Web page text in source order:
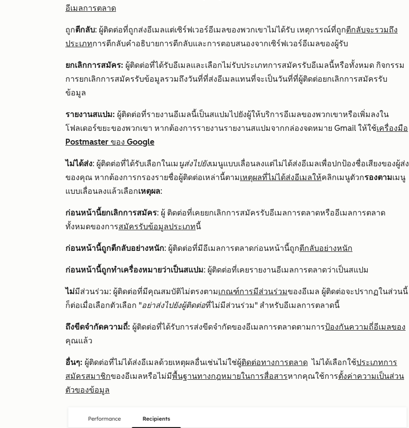
อีเมลการตลาด
ถูกตีกลับ: ผู้ติดต่อที่ถูกส่งอีเมลแต่เซิร์ฟเวอร์อีเมลของพวกเขาไม่ได้รับ เหตุการณ์ที่ถูกตีกลับจะรวมถึง
ประเภทการตีกลับคำอธิบายการตีกลับและการตอบสนองจากเซิร์ฟเวอร์อีเมลของผู้รับ
ยกเลิกการสมัคร: ผู้ติดต่อที่ได้รับอีเมลและเลือกไม่รับประเภทการสมัครรับอีเมลนี้หรือทั้งหมด กิจกรรม
การยกเลิกการสมัครรับข้อมูลรวมถึงวันที่ที่ส่งอีเมลแทนที่จะเป็นวันที่ที่ผู้ติดต่อยกเลิกการสมัครรับ
ข้อมูล
รายงานสแปม: ผู้ติดต่อที่รายงานอีเมลนี้เป็นสแปมไปยังผู้ให้บริการอีเมลของพวกเขาหรือเพิ่มลงใน
โฟลเดอร์ขยะของพวกเขา หากต้องการรายงานรายงานสแปมจากกล่องจดหมาย Gmail ให้ใช้เครื่องมือ
Postmaster ของ Google
ไม่ได้ส่ง: ผู้ติดต่อที่ได้รับเลือกในเม นูส่งไปยังเมนูแบบเลื่อนลงแต่ไม่ได้ส่งอีเมลเพื่อปกป้องชื่อเสียงของผู้ส่ง
ของคุณ หากต้องการกรองรายชื่อผู้ติดต่อเหล่านี้ตามเหตุผลที่ไม่ได้ส่งอีเมลให้คลิกเมนูตัวกรองตามเมนู
แบบเลื่อนลงแล้วเลือกเหตุผล:
ก่อนหน้านี้ยกเลิกการสมัคร: ผู้ ติดต่อที่เคยยกเลิกการสมัครรับอีเมลการตลาดหรืออีเมลการตลาด
ทั้งหมดของการสมัครรับข้อมูลประเภทนี้
ก่อนหน้านี้ถูกตีกลับอย่างหนัก: ผู้ติดต่อที่มีอีเมลการตลาดก่อนหน้านี้ถูกตีกลับอย่างหนัก
ก่อนหน้านี้ถูกทำเครื่องหมายว่าเป็นสแปม: ผู้ติดต่อที่เคยรายงานอีเมลการตลาดว่าเป็นสแปม
ไม่มีส่วนร่วม: ผู้ติดต่อที่มีคุณสมบัติไม่ตรงตามเกณฑ์การมีส่วนร่วมของอีเมล ผู้ติดต่อจะปรากฏในส่วนนี้
ก็ต่อเมื่อเลือกตัวเลือก "อย่าส่งไปยังผู้ติดต่อที่ไม่มีส่วนร่วม" สำหรับอีเมลการตลาดนี้
ถึงขีดจำกัดความถี่: ผู้ติดต่อที่ได้รับการส่งขีดจำกัดของอีเมลการตลาดตามการป้องกันความถี่อีเมลของ
คุณแล้ว
อื่นๆ: ผู้ติดต่อที่ไม่ได้ส่งอีเมลด้วยเหตุผลอื่นเช่นไม่ใช่ผู้ติดต่อทางการตลาด ไม่ได้เลือกใช้ประเภทการ
สมัครสมาชิกของอีเมลหรือไม่มีพื้นฐานทางกฎหมายในการสื่อสารหากคุณใช้การตั้งค่าความเป็นส่วน
ตัวของข้อมูล